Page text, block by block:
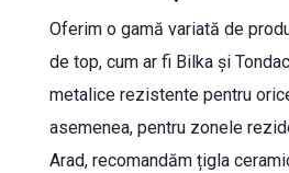
Oferim o gamă variată de
de top, cum ar fi Bilka și
metalice rezistente pentru
asemenea, pentru zonele
Arad, recomandăm țigla